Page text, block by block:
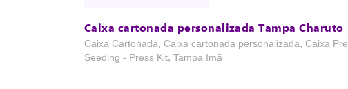
Caixa cartonada personalizada Tampa Charuto
Caixa Cartonada, Caixa cartonada personalizada, Caixa
Seeding - Press Kit, Tampa Imã